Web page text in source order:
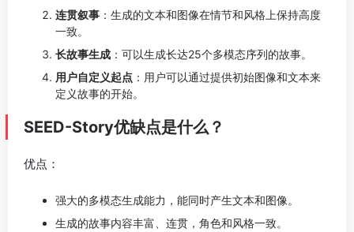
连贯叙事 ：生成的文本和图像在情节和风格上保持高度
一致。
长故事生成 ：可以生成长达25个多模态序列的故事。
用户自定义起点 ：用户可以通过提供初始图像和文本来
定义故事的开始。
SEED-Story优缺点是什么？
优点：
强大的多模态生成能力，能同时产生文本和图像。
生成的故事内容丰富、连贯，角色和风格一致。